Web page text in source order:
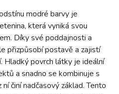
modré barvy je
která vyniká svou
Díky své poddajnosti a
přizpůsobí postavě a zajistí
Hladký povrch látky je ideální
a snadno se kombinuje s
činí nadčasový základ. Tento